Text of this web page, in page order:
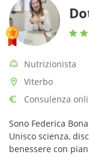
Nutrizionista
Viterbo
Consulenza
Sono Federica
Unisco scienza,
benessere con